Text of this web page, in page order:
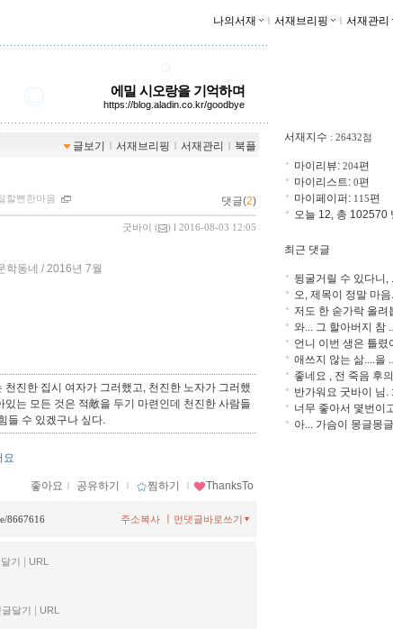
나의서재 ｌ 서재브리핑 ｌ 서재관리
에밀 시오랑을 기억하며
https://blog.aladin.co.kr/goodbye
글보기 ｌ 서재브리핑 ｌ 서재관리 ｌ 북플
할뻔한마음 댓글(2)
굿바이 ( ) l 2016-08-03 12:05
학동네 / 2016년 7월
진한 집시 여자가 그러했고, 천진한 노자가 그러했
는 모든 것은 적敵을 두기 마련인데 천진한 사람들
들 수 있겠구나 싶다.
요
좋아요 ｌ 공유하기 ｌ 찜하기 ｌ ThanksTo
8667616 먼댓글바로쓰기
주소복사
기 URL
달기 URL
서재지수 : 26432점
마이리뷰: 204편
마이리스트: 0편
마이페이퍼: 115편
오늘 12, 총 102570
최근 댓글
뒹굴거릴 수 있다니,
오, 제목이 정말 마음
저도 한 숟가락 올려
와... 그 할아버지 참 ..
언니 이번 생은 틀렸
애쓰지 않는 삶....을 ..
좋네요 , 전 죽음 후
반가워요 굿바이 님.
너무 좋아서 몇번이
아... 가슴이 몽글몽